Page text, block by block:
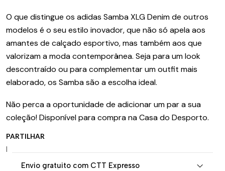
O que distingue os adidas Samba XLG Denim de outros
modelos é o seu estilo inovador, que não só apela aos
amantes de calçado esportivo, mas também aos que
valorizam a moda contemporânea. Seja para um look
descontraído ou para complementar um outfit mais
elaborado, os Samba são a escolha ideal.
Não perca a oportunidade de adicionar um par a sua
coleção! Disponível para compra na Casa do Desporto.
PARTILHAR
|
Envio gratuito com CTT Expresso